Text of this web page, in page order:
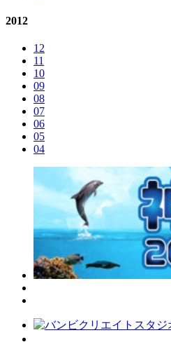
2012
12
11
10
09
08
07
06
05
04